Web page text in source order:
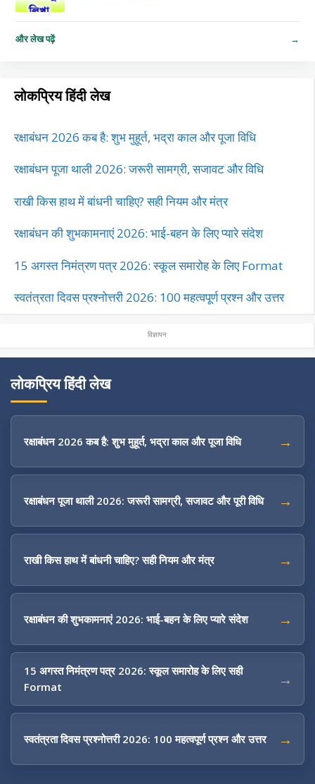
और लेख पढ़ें →
लोकप्रिय हिंदी लेख
रक्षाबंधन 2026 कब है: शुभ मुहूर्त, भद्रा काल और पूजा विधि
रक्षाबंधन पूजा थाली 2026: जरूरी सामग्री, सजावट और विधि
राखी किस हाथ में बांधनी चाहिए? सही नियम और मंत्र
रक्षाबंधन की शुभकामनाएं 2026: भाई-बहन के लिए प्यारे संदेश
15 अगस्त निमंत्रण पत्र 2026: स्कूल समारोह के लिए Format
स्वतंत्रता दिवस प्रश्नोत्तरी 2026: 100 महत्वपूर्ण प्रश्न और उत्तर
लोकप्रिय हिंदी लेख
रक्षाबंधन 2026 कब है: शुभ मुहूर्त, भद्रा काल और पूजा विधि
रक्षाबंधन पूजा थाली 2026: जरूरी सामग्री, सजावट और पूरी विधि
राखी किस हाथ में बांधनी चाहिए? सही नियम और मंत्र
रक्षाबंधन की शुभकामनाएं 2026: भाई-बहन के लिए प्यारे संदेश
15 अगस्त निमंत्रण पत्र 2026: स्कूल समारोह के लिए सही
Format
स्वतंत्रता दिवस प्रश्नोत्तरी 2026: 100 महत्वपूर्ण प्रश्न और उत्तर